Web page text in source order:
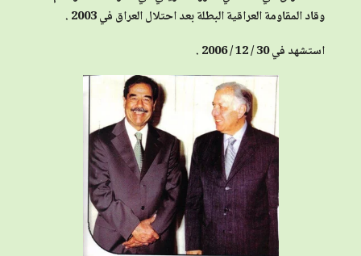
وقاد المقاومة العراقية البطلة بعد احتلال العراق في 2003 .
استشهد في 30 / 12 / 2006 .